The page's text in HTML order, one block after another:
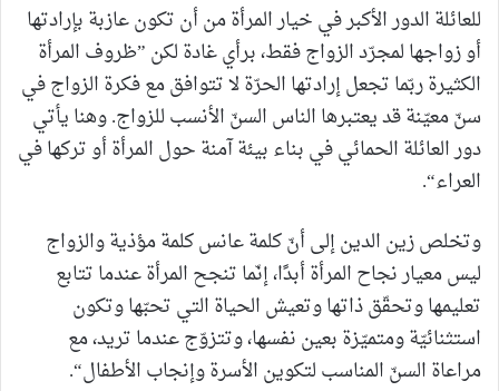
للعائلة الدور الأكبر في خيار المرأة من أن تكون عازبة بإرادتها
أو زواجها لمجرّد الزواج فقط، برأي غادة لكن ”ظروف المرأة
الكثيرة ربّما تجعل إرادتها الحرّة لا تتوافق مع فكرة الزواج في
سنّ معيّنة قد يعتبرها الناس السنّ الأنسب للزواج. وهنا يأتي
دور العائلة الحمائي في بناء بيئة آمنة حول المرأة أو تركها في
العراء“.
وتخلص زين الدين إلى أنّ كلمة عانس كلمة مؤذية والزواج
ليس معيار نجاح المرأة أبدًا، إنّما تنجح المرأة عندما تتابع
تعليمها وتحقّق ذاتها وتعيش الحياة التي تحبّها وتكون
استثنائيّة ومتميّزة بعين نفسها، وتتزوّج عندما تريد، مع
مراعاة السنّ المناسب لتكوين الأسرة وإنجاب الأطفال“.